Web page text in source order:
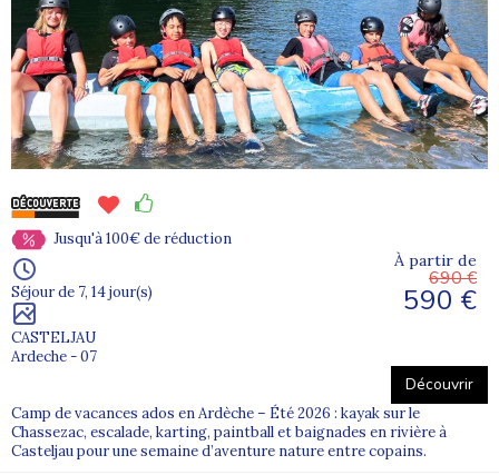
Jusqu'à 100€ de réduction
Séjour de 7, 14 jour(s)
CASTELJAU
Ardeche - 07
À partir de
690 €
590 €
Découvrir
Camp de vacances ados en Ardèche – Été 2026 : kayak sur le
Chassezac, escalade, karting, paintball et baignades en rivière à
Casteljau pour une semaine d’aventure nature entre copains.